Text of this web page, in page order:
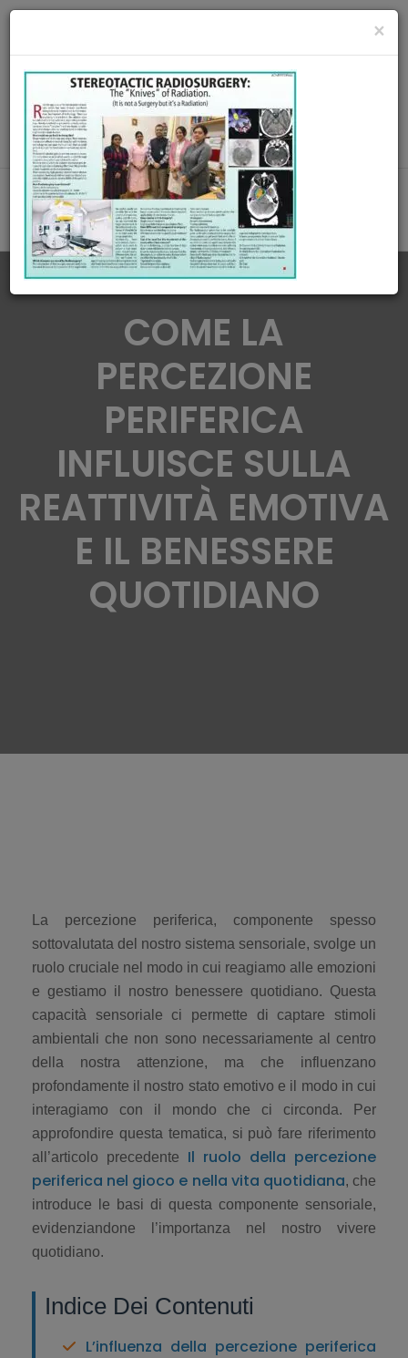
Call Us : 8420345509 / 9432922741
MAKE APPOINMENT
COME LA
PERCEZIONE
PERIFERICA
INFLUISCE SULLA
REATTIVITÀ EMOTIVA
E IL BENESSERE
QUOTIDIANO
La percezione periferica, componente spesso
sottovalutata del nostro sistema sensoriale, svolge un
ruolo cruciale nel modo in cui reagiamo alle emozioni
e gestiamo il nostro benessere quotidiano. Questa
capacità sensoriale ci permette di captare stimoli
ambientali che non sono necessariamente al centro
della nostra attenzione, ma che influenzano
profondamente il nostro stato emotivo e il modo in cui
interagiamo con il mondo che ci circonda. Per
approfondire questa tematica, si può fare riferimento
all’articolo precedente Il ruolo della percezione
periferica nel gioco e nella vita quotidiana, che
introduce le basi di questa componente sensoriale,
evidenziandone l’importanza nel nostro vivere
quotidiano.
Indice Dei Contenuti
L’influenza della percezione periferica
×